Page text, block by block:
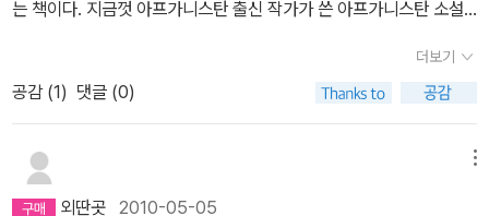
후 소련의 아프가니스탄 침공이 있었다. 부자였던 아버지 바바는 달
경받던 바바가 미국에서 한 일은 주유소 충전과 벼룩시장에서 중고물
품을 파는 것이었다. 어릴적부터 아미르는 아버지가 무서웠고, 알리
와 하산을 자신의 가족으로 여기는 아버지가 싫었다. 아미르는 자신
이 태어남과 동시에 엄마가 죽었기 때문에 아버지가 자신을 미워한다
산을 쫓아내기까지한다.세월이 흘러 전쟁이 터지고, 아미르와 아버지
는 미국으로 피신을 해서 안정을 되찾지만, 어린시절의 상처는 끝까
지 치유하지 못한다.아버지보다 더 아버지같이 친근했던 아저씨 라힘
위험도 있었고 아이에게서 신뢰와 불신을 한몸에 받았지만 결국은 연
을 날리는 것으로 해서 갈등의 완화가 시작된다.글속의 등장 인물들
는 책이다. 지금껏 아프가니스탄 출신 작가가 쓴 아프가니스탄 소설
인 행사를 한다기에 곧바로 구입해 읽었다. 물론 내가 읽은 다음 우리
중딩 아들과 예비 중딩에게까지 읽히기 위한 속셈도 저변에 깔려 있
었다. 이 책을 읽으면서 나는 몇 가지 사실에 놀랐다. 먼저, 연을 쫒는
아이라는 제목과 표지 그림에서 아프가니스탄에서도 연을 날린다는
사실을 처음 알고 놀랐다. 그리고 연싸움을 하는 것과 그를 위해 연줄
더보기
공감 (1) 댓글 (0)
외딴곳 2010-05-05